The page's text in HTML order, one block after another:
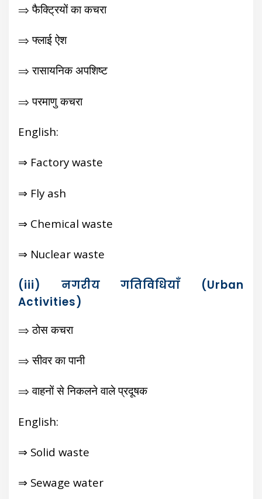
⇒ फैक्ट्रियों का कचरा
⇒ फ्लाई ऐश
⇒ रासायनिक अपशिष्ट
⇒ परमाणु कचरा
English:
⇒ Factory waste
⇒ Fly ash
⇒ Chemical waste
⇒ Nuclear waste
(iii) नगरीय गतिविधियाँ (Urban
Activities)
⇒ ठोस कचरा
⇒ सीवर का पानी
⇒ वाहनों से निकलने वाले प्रदूषक
English:
⇒ Solid waste
⇒ Sewage water